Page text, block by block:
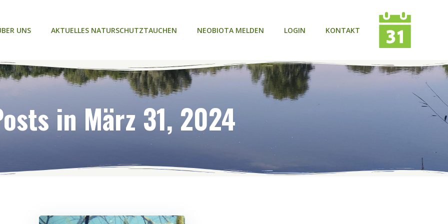
UNS AKTUELLES NATURSCHUTZTAUCHEN NEOBIOTA MELDEN LOGIN KONTAKT
in März 31, 2024